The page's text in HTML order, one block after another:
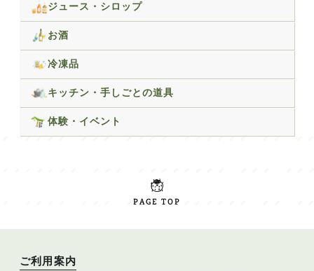
ジュース・シロップ
お酒
冷凍品
キッチン・手しごとの道具
体験・イベント
PAGE TOP
ご利用案内